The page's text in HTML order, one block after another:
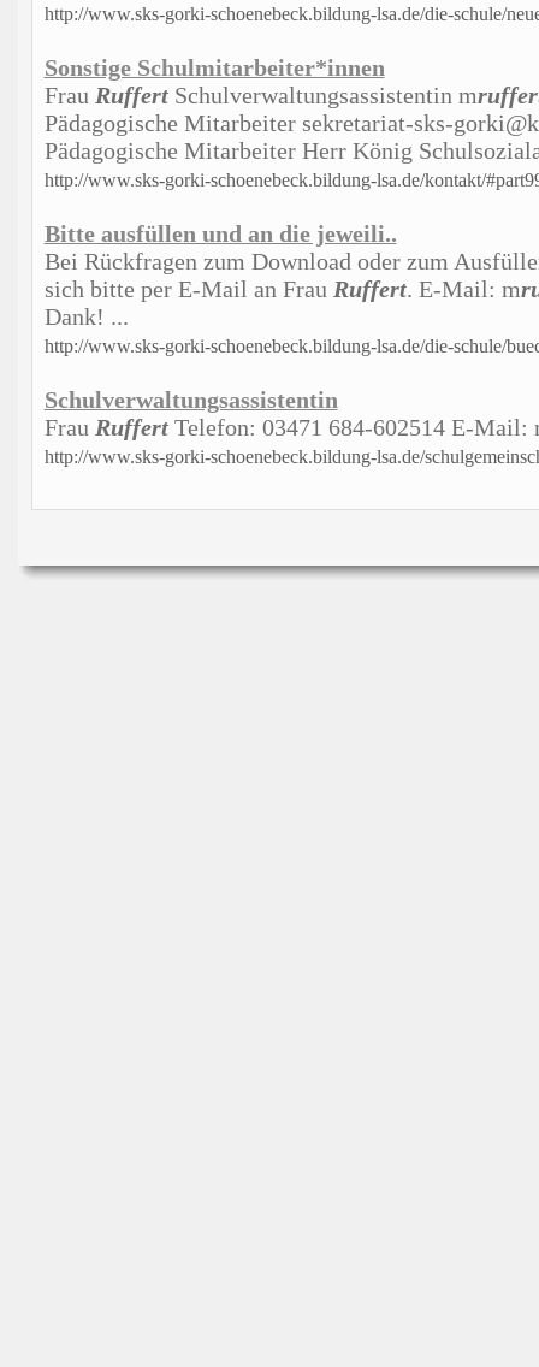
http://www.sks-gorki-schoenebeck.bildung-lsa.de/die-schule/
Sonstige Schulmitarbeiter*innen
Frau RuffertSchulverwaltungsassistentin m
Pädagogische Mitarbeiter sekretariat-sks-
Pädagogische Mitarbeiter Herr König
http://www.sks-gorki-schoenebeck.bildung-lsa.de/kontakt/
Bitte ausfüllen und an die jeweili..
Bei Rückfragen zum Download oder zum
sich bitte per E-Mail an Frau Ruffert. E-Mail: m
Dank! ...
http://www.sks-gorki-schoenebeck.bildung-lsa.de/die-schule/
Schulverwaltungsassistentin
Frau RuffertTelefon: 03471 684-602514 E-Mail:
http://www.sks-gorki-schoenebeck.bildung-lsa.de/